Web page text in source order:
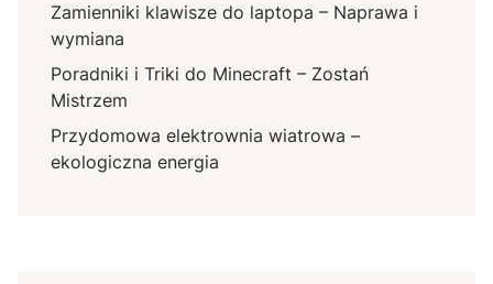
Zamienniki klawisze do laptopa – Naprawa i
wymiana
Poradniki i Triki do Minecraft – Zostań
Mistrzem
Przydomowa elektrownia wiatrowa –
ekologiczna energia